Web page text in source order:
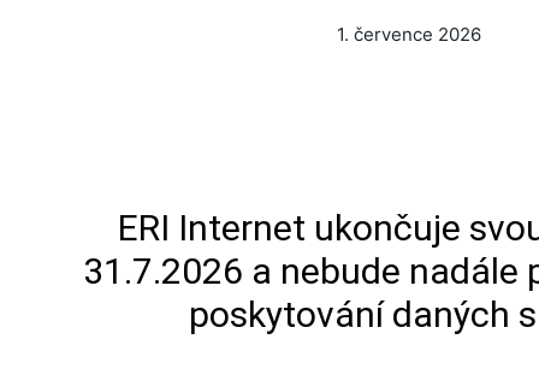
1. července 2026
ERI Internet ukončuje
31.7.2026 a nebude nadále
poskytování daných